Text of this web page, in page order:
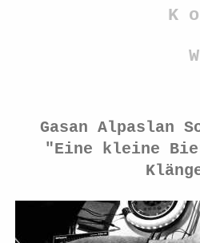
K o r n
W a g
Gasan Alpaslan
"Eine kleine